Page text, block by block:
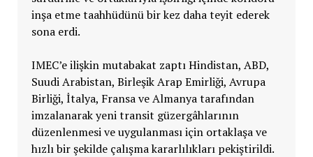
inşa etme taahhüdünü bir kez daha teyit ederek
sona erdi.
IMEC’e ilişkin mutabakat zaptı Hindistan, ABD,
Suudi Arabistan, Birleşik Arap Emirliği, Avrupa
Birliği, İtalya, Fransa ve Almanya tarafından
imzalanarak yeni transit güzergâhlarının
düzenlenmesi ve uygulanması için ortaklaşa ve
hızlı bir şekilde çalışma kararlılıkları pekiştirildi.